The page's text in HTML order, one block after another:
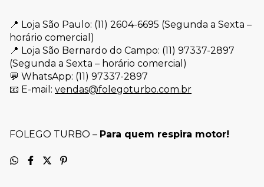
📍 Loja São Paulo: (11) 2604-6695 (Segunda a Sexta –
horário comercial)
📍 Loja São Bernardo do Campo: (11) 97337-2897
(Segunda a Sexta – horário comercial)
💬 WhatsApp: (11) 97337-2897
📧 E-mail: vendas@folegoturbo.com.br
FOLEGO TURBO – Para quem respira motor!